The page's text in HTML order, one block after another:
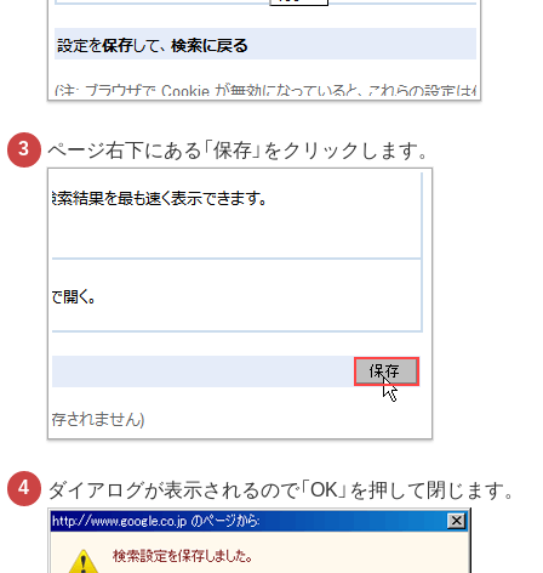
ページ右下にある「保存」をクリックします。
ダイアログが表示されるので「OK」を押して閉じます。